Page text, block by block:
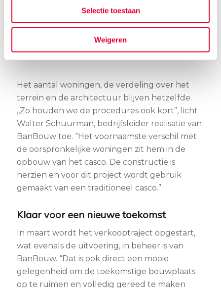
Selectie toestaan
Weigeren
worden. Want over enkele maanden starten
we met de wederopbouw van project Houtse
Akker, die overigens wel de oorspronkelijke
Het aantal woningen, de verdeling over het
terrein en de architectuur blijven hetzelfde.
,,Zo houden we de procedures ook kort”, licht
Walter Schuurman, bedrijfsleider realisatie van
BanBouw toe. “Het voornaamste verschil met
de oorspronkelijke woningen zit hem in de
opbouw van het casco. De constructie is
herzien en voor dit project wordt gebruik
gemaakt van een traditioneel casco.”
Klaar voor een nieuwe toekomst
In maart wordt het verkooptraject opgestart,
wat evenals de uitvoering, in beheer is van
BanBouw. “Dat is ook direct een mooie
gelegenheid om de toekomstige bouwplaats
op te ruimen en volledig gereed te maken